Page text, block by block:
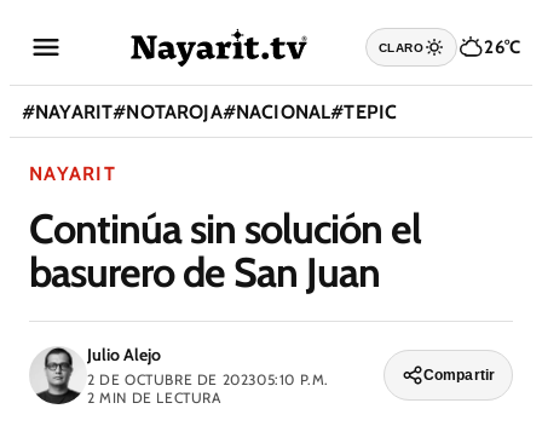
CLARO 26°C
#NAYARIT#NOTAROJA#NACIONAL#TEPIC
NAYARIT
Continúa sin solución el
basurero de San Juan
Julio Alejo
2 DE OCTUBRE DE 202305:10 P.M.
2 MIN DE LECTURA
Compartir